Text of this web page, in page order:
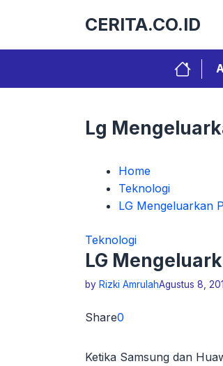
CERITA.CO.ID
Lg
Home
Teknologi
LG Mengeluarkan
Teknologi
LG
by Rizki AmrulahAgustus 8,
Share0
Ketika Samsung dan